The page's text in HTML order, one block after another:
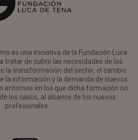
es una iniciativa de la Fundación Luca
tratar de cubrir las necesidades de los
la transformación del sector, el cambio
la información y la demanda de nuevos
entornos en los que dicha formación no
los casos, al alcance de los nuevos
profesionales.